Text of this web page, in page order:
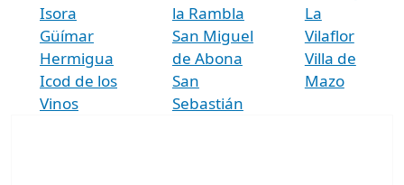
Isora
Güímar
Hermigua
Icod de los
Vinos
la Rambla
San Miguel
de Abona
San
Sebastián
La
Vilaflor
Villa de
Mazo